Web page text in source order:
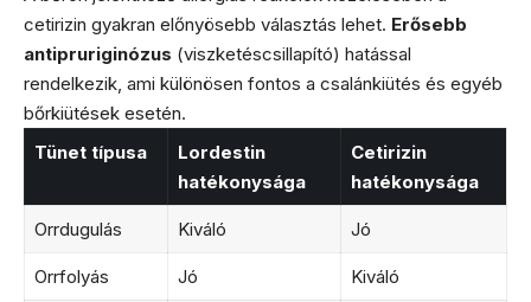
cetirizin gyakran előnyösebb választás lehet. Erősebb
antipruriginózus (viszketéscsillapító) hatással
rendelkezik, ami különösen fontos a csalánkiütés és egyéb
bőrkiütések esetén.
Tünet típusa
Lordestin
hatékonysága
Cetirizin
hatékonysága
Orrdugulás Kiváló Jó
Orrfolyás Jó Kiváló